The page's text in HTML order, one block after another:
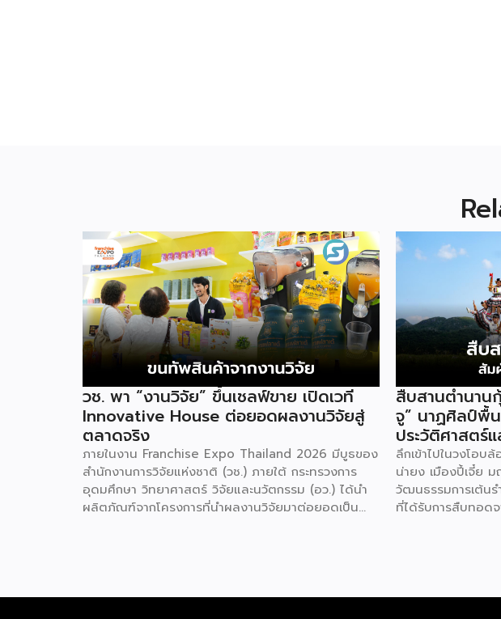
วช. พา “งานวิจัย” ขึ้นเชลฟ์ขาย เปิดเวที
Innovative House ต่อยอดผลงานวิจัยสู่
ตลาดจริง
ภายในงาน Franchise Expo Thailand 2026 มีบูธของ
สำนักงานการวิจัยแห่งชาติ (วช.) ภายใต้ กระทรวงการ
อุดมศึกษา วิทยาศาสตร์ วิจัยและนวัตกรรม (อว.) ได้นำ
ผลิตภัณฑ์จากโครงการที่นำผลงานวิจัยมาต่อยอดเป็น
อาวุโส แน่นอนว่านี่เป็นหน่วยงานผู้อยู่เบื้องหลังงานวิจัย
สืบสานตำนาน
จู” นาฏศิลป์พื้
ประวัติศาสตร์
ลึกเข้าไปในวงโอบ
น่ายง เมืองปี้เจี๋ย
วัฒนธรรมการเต้นร
ที่ได้รับการสืบทอด
ทางวัฒนธรรมอัน